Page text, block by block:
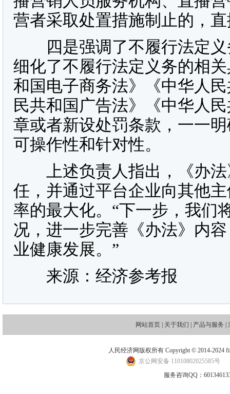
营者采取处置措施制止的，
四是强调了不履行法定义
细化了不履行法定义务的相
和国电子商务法》《中华人
民共和国广告法》《中华人
章或者新设处罚条款，一一
可操作性和针对性。
上述负责人指出，《办法
任，并通过平台企业向其他
率的最大化。“下一步，我们
况，进一步完善《办法》内
业健康发展。”
来源：经济参考报
网站首页 关于我们 产品与服务
人民经济网版权所有 Copyright © 2014-2024
京公网安备 11010802025585号
服务咨询QQ：